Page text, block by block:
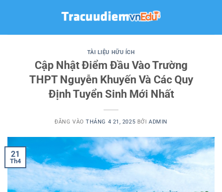
TÀI LIỆU HỮU ÍCH
Cập Nhật Điểm Đầu Vào Trường
THPT Nguyễn Khuyến Và Các Quy
Định Tuyển Sinh Mới Nhất
ĐĂNG VÀOTHÁNG 4 21, 2025 BỞI ADMIN
21
Th4